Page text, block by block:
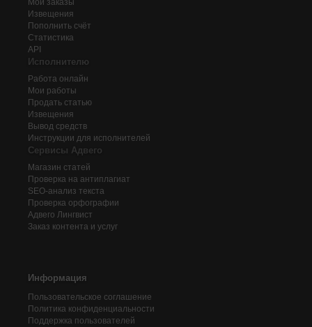
Мои заказы
Извещения
Пополнить счёт
Статистика
API
Исполнителю
Работа онлайн
Мои работы
Продать статью
Извещения
Вывод средств
Инструкции для исполнителей
Сервисы Адвего
Магазин статей
Проверка на антиплагиат
SEO-анализ текста
Проверка орфографии
Адвего Лингвист
Заказ контента и услуг
Информация
Пользовательское соглашение
Политика конфиденциальности
Поддержка пользователей